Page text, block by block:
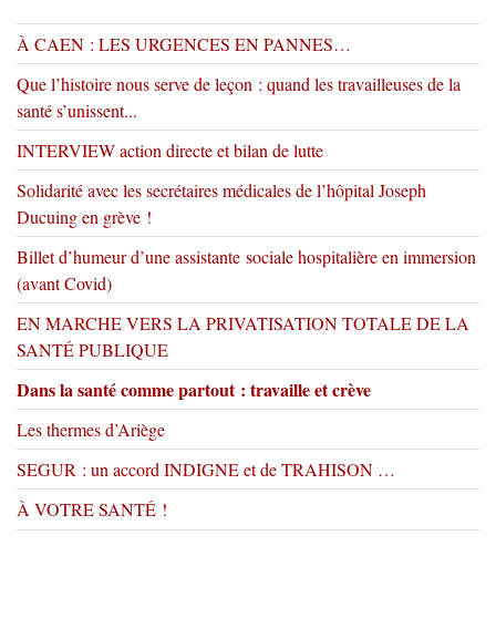
À CAEN : LES URGENCES EN PANNES…
Que l’histoire nous serve de leçon : quand les travailleuses de la
santé s’unissent...
INTERVIEW action directe et bilan de lutte
Solidarité avec les secrétaires médicales de l’hôpital Joseph
Ducuing en grève !
Billet d’humeur d’une assistante sociale hospitalière en immersion
(avant Covid)
EN MARCHE VERS LA PRIVATISATION TOTALE DE LA
SANTÉ PUBLIQUE
Dans la santé comme partout : travaille et crève
Les thermes d’Ariège
SEGUR : un accord INDIGNE et de TRAHISON …
À VOTRE SANTÉ !